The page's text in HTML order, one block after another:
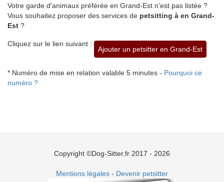
Votre garde d'animaux préférée en Grand-Est n'est pas listée ?
Vous souhaitez proposer des services de petsitting à en Grand-
Est ?
Cliquez sur le lien suivant :
Ajouter un petsitter en Grand-Est
* Numéro de mise en relation valable 5 minutes - Pourquoi ce
numéro ?
Copyright ©Dog-Sitter.fr 2017 - 2026
Mentions légales - Devenir petsitter